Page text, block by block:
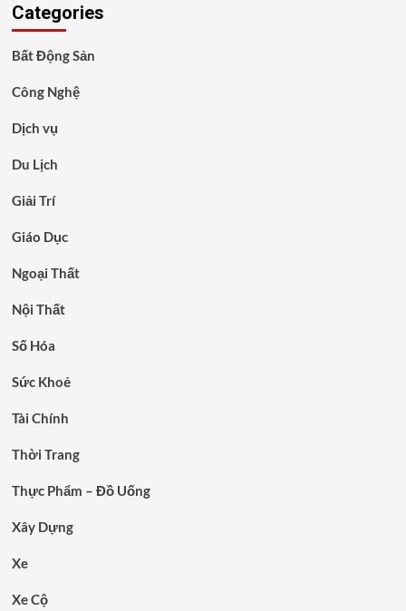
Categories
Bất Động Sản
Công Nghệ
Dịch vụ
Du Lịch
Giải Trí
Giáo Dục
Ngoại Thất
Nội Thất
Số Hóa
Sức Khoẻ
Tài Chính
Thời Trang
Thực Phẩm – Đồ Uống
Xây Dựng
Xe
Xe Cộ